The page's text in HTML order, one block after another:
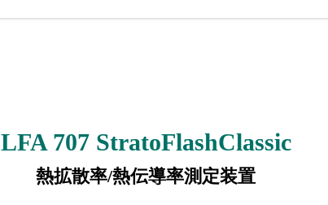
LFA 707 StratoFlashClassic
熱拡散率/熱伝導率測定装置